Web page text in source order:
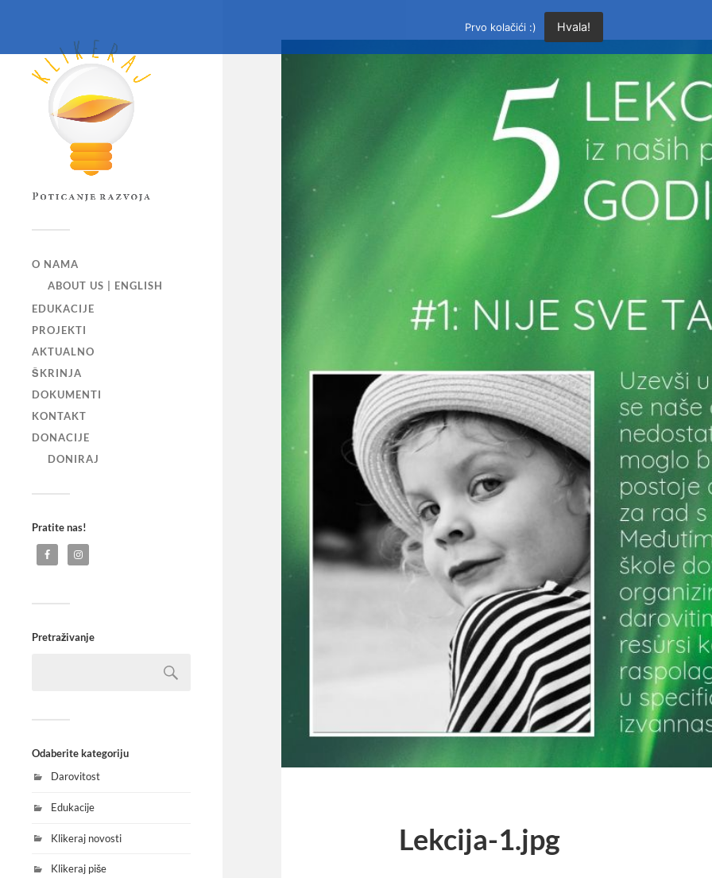
O NAMA
ABOUT US | ENGLISH
EDUKACIJE
PROJEKTI
AKTUALNO
ŠKRINJA
DOKUMENTI
KONTAKT
DONACIJE
DONIRAJ
Pratite nas!
Pretraživanje
Odaberite kategoriju
Darovitost
Edukacije
Klikeraj novosti
Klikeraj piše
Lekcija-1.jpg
Prvo kolačići :) Hvala!